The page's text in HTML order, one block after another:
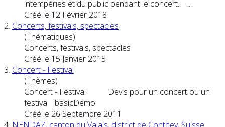
intempéries et du public pendant le concert. ...
Créé le 12 Février 2018
2. Concerts, festivals, spectacles
(Thématiques)
Concerts, festivals, spectacles
Créé le 15 Janvier 2015
3. Concert- Festival
(Thèmes)
Concert- Festival Devis pour un concert ou un
festival basicDemo
Créé le 26 Septembre 2011